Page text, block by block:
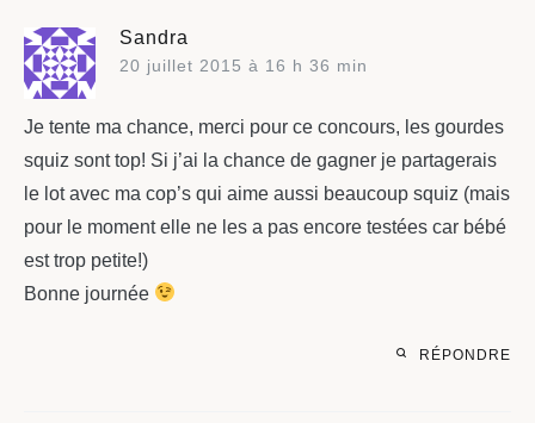
Sandra
20 juillet 2015 à 16 h 36 min
Je tente ma chance, merci pour ce concours, les gourdes
squiz sont top! Si j’ai la chance de gagner je partagerais
le lot avec ma cop’s qui aime aussi beaucoup squiz (mais
pour le moment elle ne les a pas encore testées car bébé
est trop petite!)
Bonne journée
RÉPONDRE